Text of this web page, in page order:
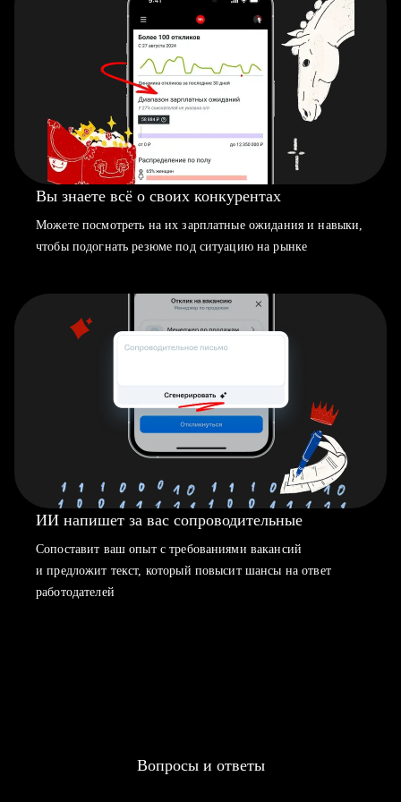
Вы знаете всё о своих конкурентах
Можете посмотреть на их зарплатные ожидания и навыки,
чтобы подогнать резюме под ситуацию на рынке
ИИ напишет за вас сопроводительные
Сопоставит ваш опыт с требованиями вакансий
и предложит текст, который повысит шансы на ответ
работодателей
Вопросы и ответы